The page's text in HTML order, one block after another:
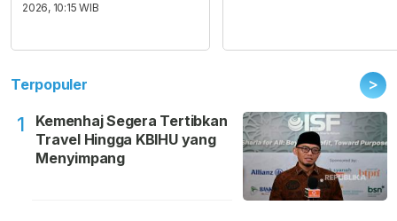
2026, 10:15 WIB
Terpopuler >
1
Kemenhaj Segera Tertibkan
Travel Hingga KBIHU yang
Menyimpang